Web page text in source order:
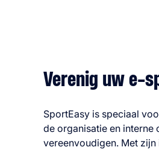
Verenig uw e-
SportEasy is speciaal
de organisatie en
vereenvoudigen. Met